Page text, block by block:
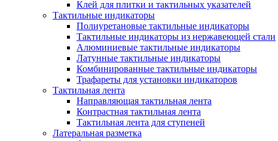
Клей для плитки и тактильных указателей
Тактильные индикаторы
Полиуретановые тактильные индикаторы
Тактильные индикаторы из нержавеющей стали
Алюминиевые тактильные индикаторы
Латунные тактильные индикаторы
Комбинированные тактильные индикаторы
Трафареты для установки индикаторов
Тактильная лента
Направляющая тактильная лента
Контрастная тактильная лента
Тактильная лента для ступеней
Латеральная разметка